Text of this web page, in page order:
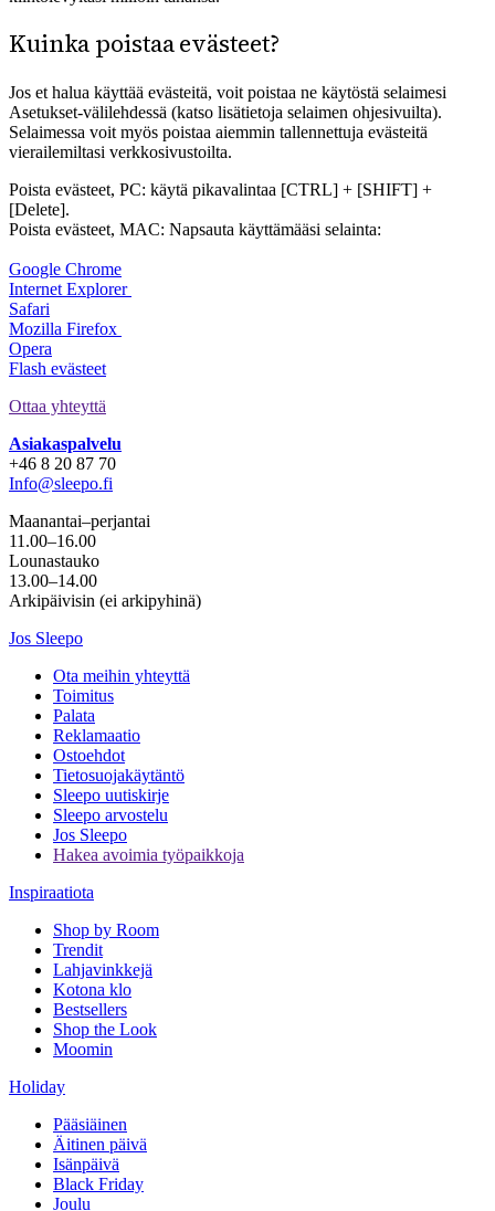
Kuinka poistaa evästeet?
Jos et halua käyttää evästeitä, voit poistaa ne käytöstä selaimesi
Asetukset-välilehdessä (katso lisätietoja selaimen ohjesivuilta).
Selaimessa voit myös poistaa aiemmin tallennettuja evästeitä
vierailemiltasi verkkosivustoilta.
Poista evästeet, PC: käytä pikavalintaa [CTRL] + [SHIFT] +
[Delete].
Poista evästeet, MAC: Napsauta käyttämääsi selainta:
Google Chrome
Internet Explorer
Safari
Mozilla Firefox
Opera
Flash evästeet
Ottaa yhteyttä
Asiakaspalvelu
+46 8 20 87 70
Info@sleepo.fi
Maanantai–perjantai
11.00–16.00
Lounastauko
13.00–14.00
Arkipäivisin (ei arkipyhinä)
Jos Sleepo
Ota meihin yhteyttä
Toimitus
Palata
Reklamaatio
Ostoehdot
Tietosuojakäytäntö
Sleepo uutiskirje
Sleepo arvostelu
Jos Sleepo
Hakea avoimia työpaikkoja
Inspiraatiota
Shop by Room
Trendit
Lahjavinkkejä
Kotona klo
Bestsellers
Shop the Look
Moomin
Holiday
Pääsiäinen
Äitinen päivä
Isänpäivä
Black Friday
Joulu